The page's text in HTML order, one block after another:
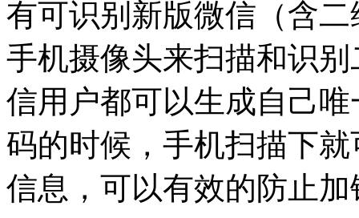
有可识别新版微信（含
手机摄像头来扫描和识
信用户都可以生成自己
码的时候，手机扫描下
信息，可以有效的防止